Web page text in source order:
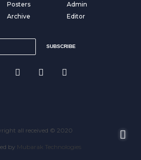
Posters
Archive
Admin
Editor
SUBSCRIBE
all received © 2020
by Mubarak Technologies